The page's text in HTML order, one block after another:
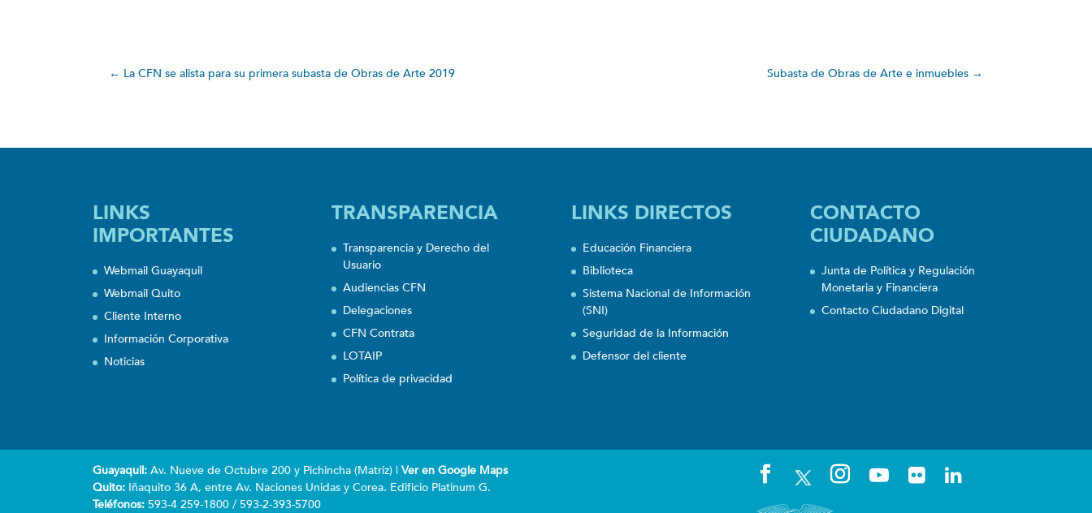
← La CFN se alista para su primera subasta de Obras de Arte 2019 Subasta de Obras de Arte e inmuebles→
LINKS
IMPORTANTES
Webmail Guayaquil
Webmail Quito
Cliente Interno
Información Corporativa
Noticias
TRANSPARENCIA
Transparencia y Derecho del
Usuario
Audiencias CFN
Delegaciones
CFN Contrata
LOTAIP
Política de privacidad
LINKS DIRECTOS
Educación Financiera
Biblioteca
Sistema Nacional de Información
(SNI)
Seguridad de la Información
Defensor del cliente
CONTACTO
CIUDADANO
Junta de Política y Regulación
Monetaria y Financiera
Contacto Ciudadano Digital
Guayaquil: Av. Nueve de Octubre 200 y Pichincha (Matriz) | Ver en Google Maps
Quito: Iñaquito 36 A, entre Av. Naciones Unidas y Corea. Edificio Platinum G.
Teléfonos: 593-4 259-1800 / 593-2-393-5700